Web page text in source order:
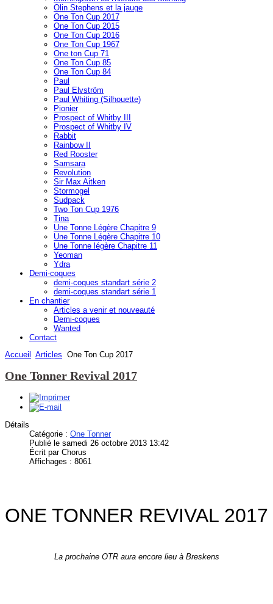
Olin Stephens et la jauge
One Ton Cup 2017
One Ton Cup 2015
One Ton Cup 2016
One Ton Cup 1967
One ton Cup 71
One Ton Cup 85
One Ton Cup 84
Paul
Paul Elvström
Paul Whiting (Silhouette)
Pionier
Prospect of Whitby III
Prospect of Whitby IV
Rabbit
Rainbow II
Red Rooster
Samsara
Revolution
Sir Max Aitken
Stormogel
Sudpack
Two Ton Cup 1976
Tina
Une Tonne Légère Chapitre 9
Une Tonne Légère Chapitre 10
Une Tonne légère Chapitre 11
Yeoman
Ydra
Demi-coques
demi-coques standart série 2
demi-coques standart série 1
En chantier
Articles a venir et nouveauté
Demi-coques
Wanted
Contact
Accueil
Articles One Ton Cup 2017
One Tonner Revival 2017
Détails
Catégorie : One Tonner
Publié le samedi 26 octobre 2013 13:42
Écrit par Chorus
Affichages : 8061
ONE TONNER REVIVAL 2017
La prochaine OTR aura encore lieu à Breskens